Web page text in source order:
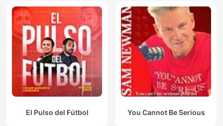
El Pulso del Fútbol You Cannot Be Serious